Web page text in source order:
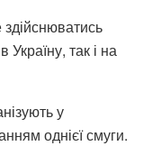
Україну, так і на
у
однієї смуги.